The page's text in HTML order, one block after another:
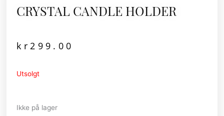
CRYSTAL CANDLE HOLDER
kr299.00
Utsolgt
Ikke på lager